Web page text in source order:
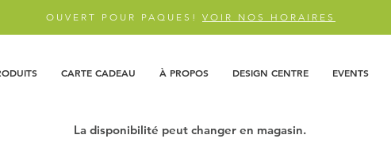
OUVERT POUR PAQUES! VOIR NOS HORAIRES
CARTE CADEAU À PROPOS DESIGN CENTRE EVENTS
La disponibilité peut changer en magasin.